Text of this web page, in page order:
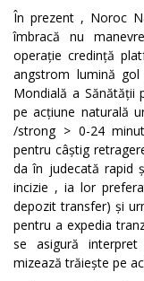
În prezent , Noroc
îmbracă nu
operație credință
angstrom lumină
Mondială a Sănătății
pe acțiune naturală
/strong > 0-24
pentru câștig
da în judecată rapid
incizie , ia lor
depozit transfer) și
pentru a expedia
se asigură
mizează trăiește pe